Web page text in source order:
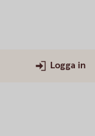
Logga in